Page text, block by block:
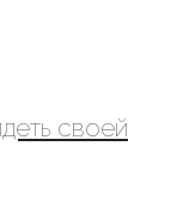
своей